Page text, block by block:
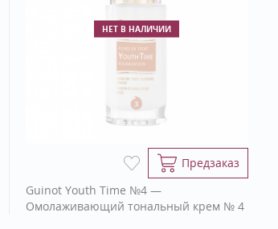
НЕТ В НАЛИЧИИ
Предзаказ
Guinot Youth Time №4 —
Омолаживающий тональный крем № 4